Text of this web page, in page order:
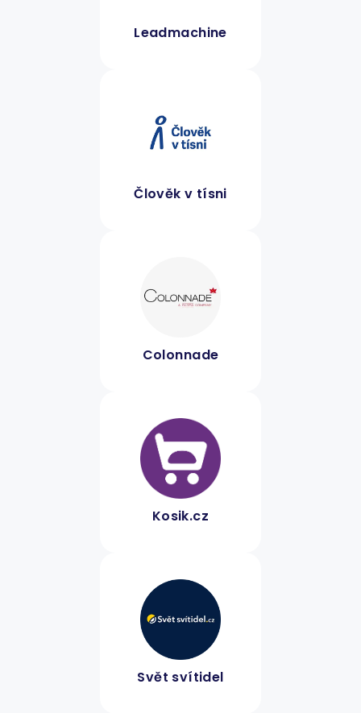
Leadmachine
Člověk v tísni
Colonnade
Kosik.cz
Svět svítidel